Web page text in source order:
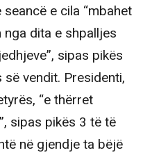
e cila “mbahet
dita e shpalljes
sipas pikës
vendit. Presidenti,
“e thërret
sipas pikës 3 të të
në gjendje ta bëjë